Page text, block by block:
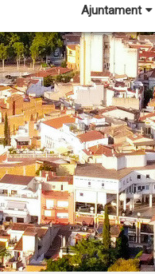
Ajuntament